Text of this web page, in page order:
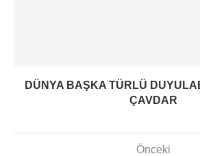
DÜNYA BAŞKA TÜRLÜ
ÇAVDAR
Önceki